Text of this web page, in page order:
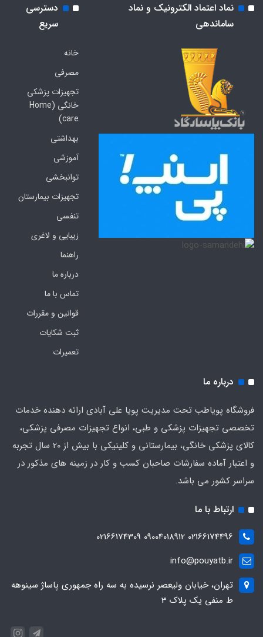
نماد اعتماد الکترونیک و نماد
ساماندهی
دسترسی
سریع
خانه
مصرفی
تجهیزات پزشکی
خانگی (Home
care)
بهداشتی
آموزشی
توانبخشی
تجهیزات بیمارستان
تنفسی
زیبایی و لاغری
راهنما
درباره ما
تماس با ما
قوانین و مقررات
ثبت شکایات
تعمیرات
درباره ما
فروشگاه پویاطب تحت مدیریت پویا علی آبادی ارائه دهنده خدمات
تخصصی تجهیزات پزشکی و طبی، انواع تجهیزات مصرفی پزشکی،
کالای پزشکی خانگی، بیمارستانی و کلینیکی با بیش از 20 سال تجربه
و اعتبار آماده سفارشات صاحبان کسب و کار در زمینه های مذکور در
سراسر کشور می باشد.
ارتباط با ما
02166174496 09004018912 02166174309
info@pouyatb.ir
تهران، خیابان ولیعصر نرسیده به سه راه جمهوری پاساژ سینوهه
ط منفی یک پلاک 3